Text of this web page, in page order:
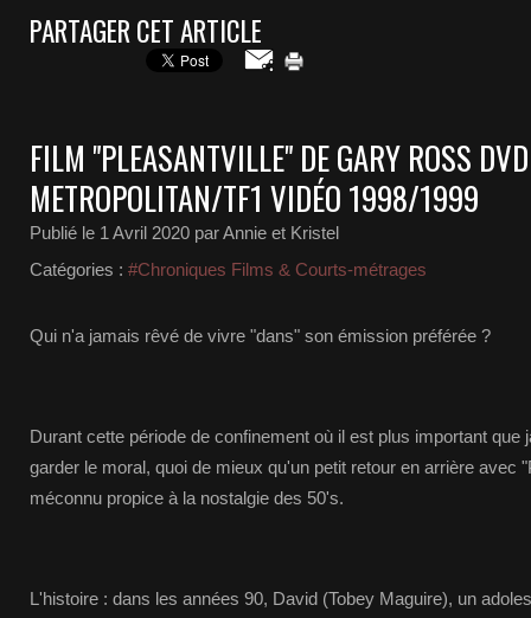
PARTAGER CET ARTICLE
FILM "PLEASANTVILLE" DE GARY ROSS DVD
METROPOLITAN/TF1 VIDÉO 1998/1999
Publié le 1 Avril 2020 par Annie et Kristel
Catégories : #Chroniques Films & Courts-métrages
Qui n'a jamais rêvé de vivre "dans" son émission préférée ?
Durant cette période de confinement où il est plus important que
garder le moral, quoi de mieux qu'un petit retour en arrière avec
méconnu propice à la nostalgie des 50's.
L'histoire : dans les années 90, David (Tobey Maguire), un